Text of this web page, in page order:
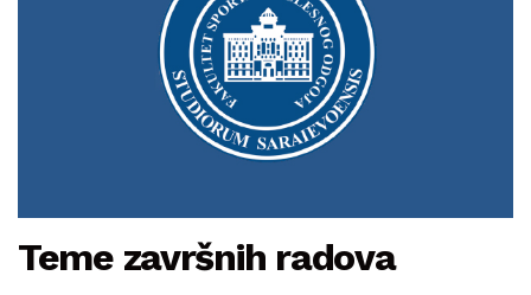
Teme završnih radova